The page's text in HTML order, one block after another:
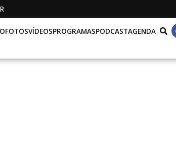
FOTOSVÍDEOSPROGRAMASPODCASTAGENDA